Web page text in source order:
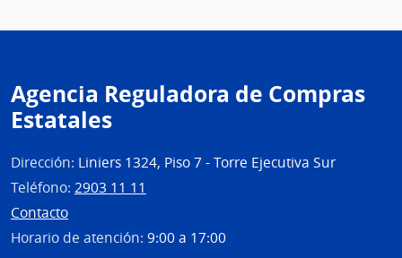
Agencia Reguladora de Compras
Estatales
Dirección: Liniers 1324, Piso 7 - Torre Ejecutiva Sur
Teléfono: 2903 11 11
Contacto
Horario de atención: 9:00 a 17:00